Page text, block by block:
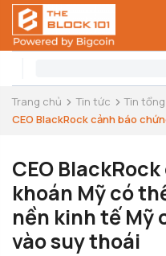
Trang chủ Tin tức
Tin
CEO BlackRock cảnh báo
CEO
khoán Mỹ có
nền kinh tế Mỹ
vào suy thoái